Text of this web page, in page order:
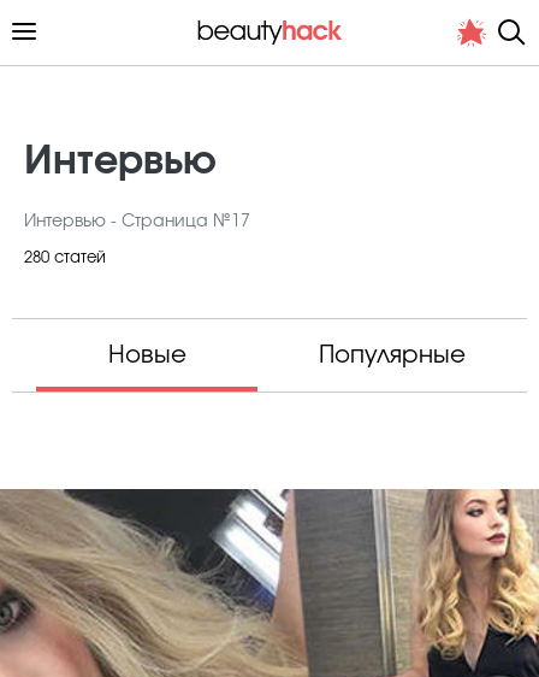
Личный опыт
Подиум
Снимает и тестирует редакция
Косметичка профи
Вопрос эксперту
Папа может
Интервью
Интервью - Страница №17
280 статей
Новые Популярные